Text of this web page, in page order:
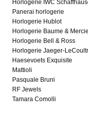
Horlogerie IWC
Panerai horlogerie
Horlogerie Hublot
Horlogerie Baume &
Horlogerie Bell & Ross
Horlogerie Jaeger-
Haesevoets Exquisite
Mattioli
Pasquale Bruni
RF Jewels
Tamara Comolli